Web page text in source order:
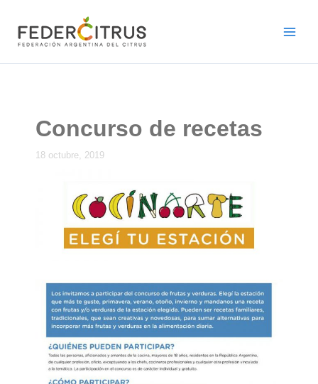
contenido
Concurso de recetas
18 octubre, 2019